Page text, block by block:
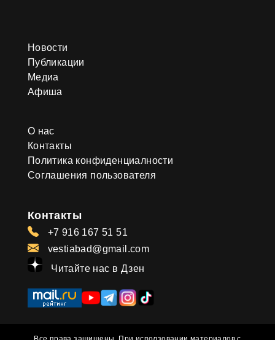
Новости
Публикации
Медиа
Афиша
О нас
Контакты
Политика конфиденциалности
Соглашения пользователя
Контакты
+7 916 167 51 51
vestiabad@gmail.com
Читайте нас в Дзен